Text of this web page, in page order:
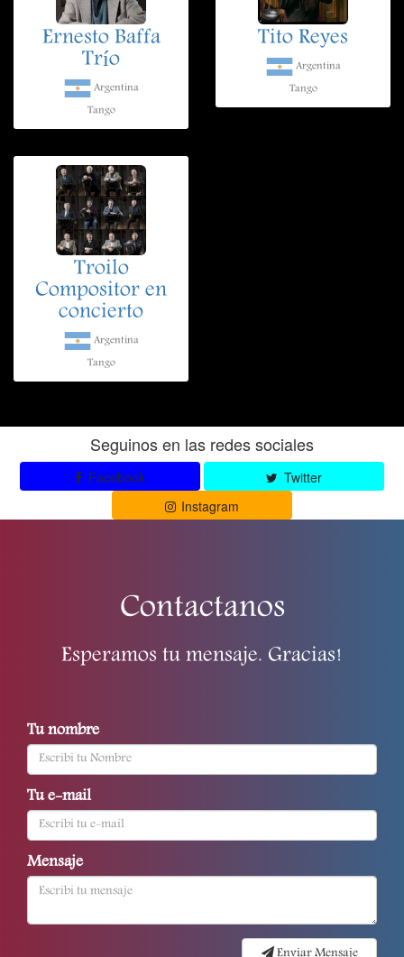
Ernesto Baffa
Trío
Argentina
Tango
Tito Reyes
Argentina
Tango
Troilo
Compositor en
concierto
Argentina
Tango
Seguinos en las redes sociales
Facebook
Twitter
Instagram
Contactanos
Esperamos tu mensaje. Gracias!
Tu nombre
Tu e-mail
Mensaje
Enviar Mensaje